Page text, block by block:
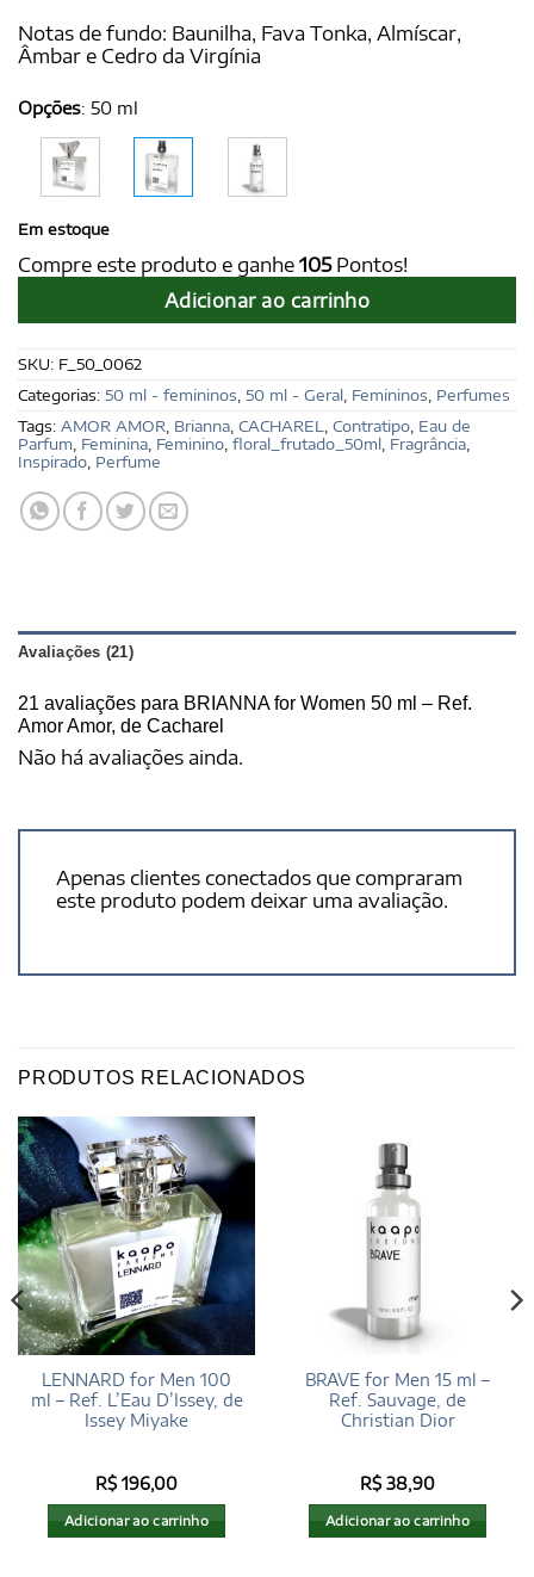
Notas de fundo: Baunilha, Fava Tonka, Almíscar,
Âmbar e Cedro da Virgínia
Opções: 50 ml
Em estoque
Compre este produto e ganhe 105Pontos!
Adicionar ao carrinho
SKU: F_50_0062
Categorias: 50 ml - femininos 50 ml - Geral Femininos Perfumes
Tags: AMOR AMOR Brianna CACHAREL Contratipo Eau de
Parfum Feminina Feminino floral_frutado_50ml Fragrância
Inspirado Perfume
Avaliações (21)
21 avaliações para BRIANNA for Women 50 ml – Ref.
Amor Amor, de Cacharel
Não há avaliações ainda.
Apenas clientes conectados que compraram
este produto podem deixar uma avaliação.
PRODUTOS RELACIONADOS
LENNARD for Men 100
ml – Ref. L’Eau D’Issey, de
Issey Miyake
R$196,00
Adicionar ao carrinho
BRAVE for Men 15 ml –
Ref. Sauvage, de
Christian Dior
R$38,90
Adicionar ao carrinho